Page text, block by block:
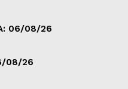
06/08/26
08/26